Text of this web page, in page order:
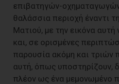
επιβατηγών-
θαλάσσια περιοχή έναντι
Ματιού, με την εικόνα
και, σε ορισμένες
παρουσία ακόμη και τριών
αυτή, όπως υποστηρίζουν,
πλέον ως ένα μεμονωμένο